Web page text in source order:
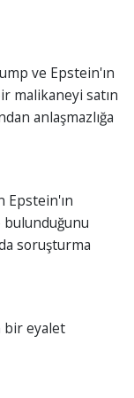
ve Epstein'ın
malikaneyi satın
anlaşmazlığa
Epstein'ın
soruşturma
bir eyalet